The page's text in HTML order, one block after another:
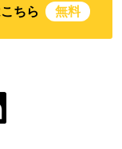
ちら 無料